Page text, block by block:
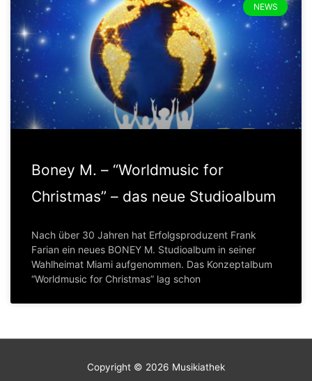
NEWS
Boney M. – “Worldmusic for
Christmas” – das neue Studioalbum
Nach über 30 Jahren hat Erfolgsproduzent Frank
Farian ein neues BONEY M. Studioalbum in seiner
Wahlheimat Miami aufgenommen. Das Konzeptalbum
“Worldmusic for Christmas” lag schon
Copyright © 2026 Musikiathek